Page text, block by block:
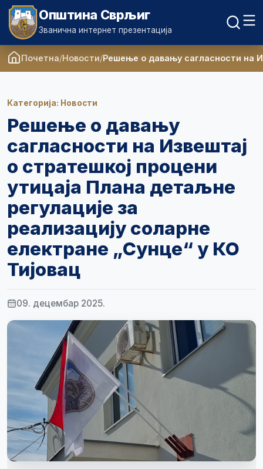
Општина Сврљиг
Званична интернет презентација
Почетна Новости Решење о давању сагласности на
Категорија: Новости
Решење о давању
сагласности на Извештај
о стратешкој процени
утицаја Плана детаљне
регулације за
реализацију соларне
електране „Сунце“ у КО
Тијовац
09. децембар 2025.